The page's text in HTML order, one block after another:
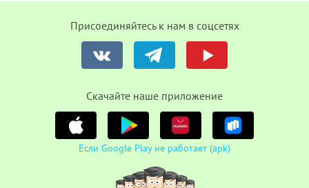
Присоединяйтесь к нам в соцсетях
Cкачайте наше приложение
Если Google Play не работает (apk)